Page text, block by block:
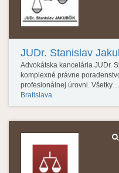
JUDr. Stanislav
Advokátska kancelária JUDr.
komplexné právne
profesionálnej úrovni. Všetky…
Bratislava